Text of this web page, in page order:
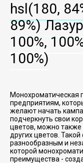
hsl(180,
89%)
100%,
100%)
Монохроматическая
предприятиям,
желают начать
подчеркнуть свои
цветов, можно также
других цветов.
разнообразным и
которой
преимущества -